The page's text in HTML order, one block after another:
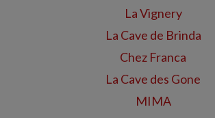
La Vignery
La Cave de Brinda
Chez Franca
La Cave des Gone
MIMA